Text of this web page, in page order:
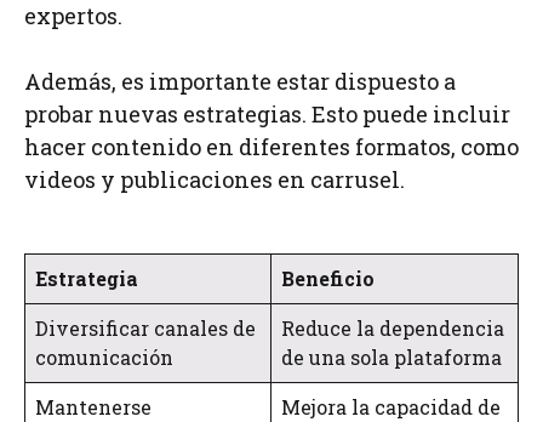
expertos.
Además, es importante estar dispuesto a
probar nuevas estrategias. Esto puede incluir
hacer contenido en diferentes formatos, como
videos y publicaciones en carrusel.
Estrategia
Beneficio
Diversificar canales de
comunicación
Reduce la dependencia
de una sola plataforma
Mantenerse
Mejora la capacidad de